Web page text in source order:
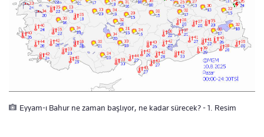
Eyyam-ı Bahur ne zaman başlıyor, ne kadar sürecek? - 1. Resim